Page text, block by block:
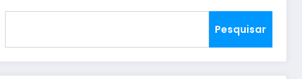
Pesquisar